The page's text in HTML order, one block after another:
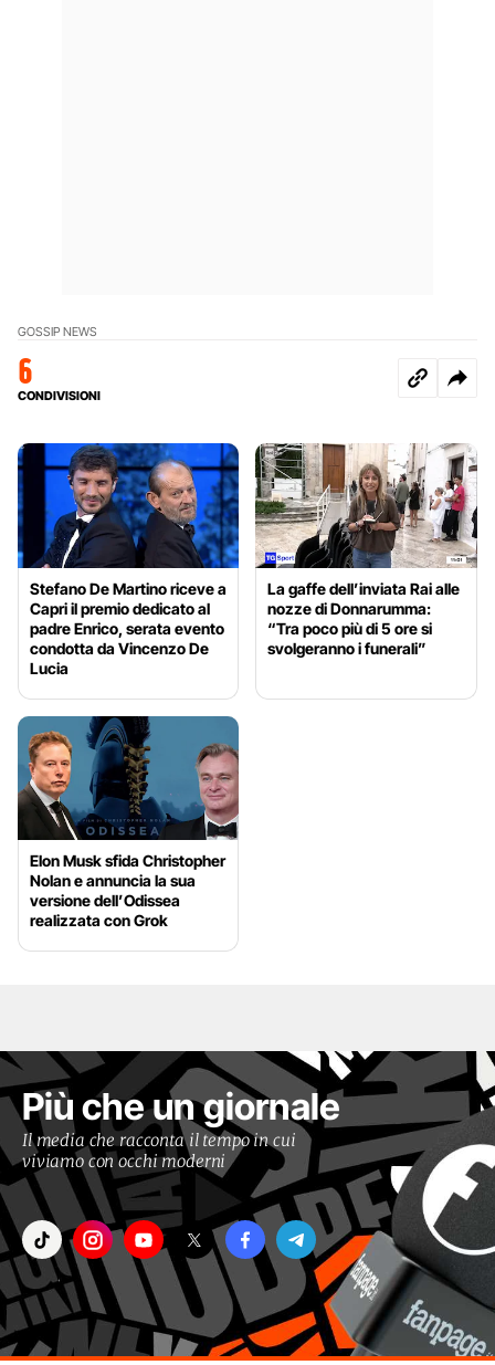
GOSSIP NEWS
6
CONDIVISIONI
Stefano De Martino riceve a
Capri il premio dedicato al
padre Enrico, serata evento
condotta da Vincenzo De
Lucia
La gaffe dell’inviata Rai alle
nozze di Donnarumma:
“Tra poco più di 5 ore si
svolgeranno i funerali”
Elon Musk sfida Christopher
Nolan e annuncia la sua
versione dell’Odissea
realizzata con Grok
Più che un giornale
Il media che racconta il tempo in cui
viviamo con occhi moderni